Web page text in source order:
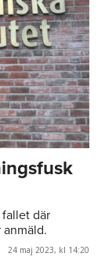
där
24 maj 2023, kl 14:20